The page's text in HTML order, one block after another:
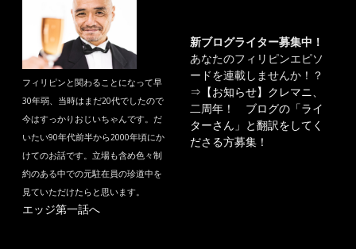
フィリピンと関わることになって早
30年弱、当時はまだ20代でしたので
今はすっかりおじいちゃんです。だ
いたい90年代前半から2000年頃にか
けてのお話です。立場も含め色々制
約のある中での元駐在員の珍道中を
見ていただけたらと思います。
エッジ第一話へ
新ブログライター募集中！
あなたのフィリピンエピソ
ードを連載しませんか！？
⇒ 【お知らせ】クレマニ、
二周年！ ブログの「ライ
ターさん」と翻訳をしてく
ださる方募集！